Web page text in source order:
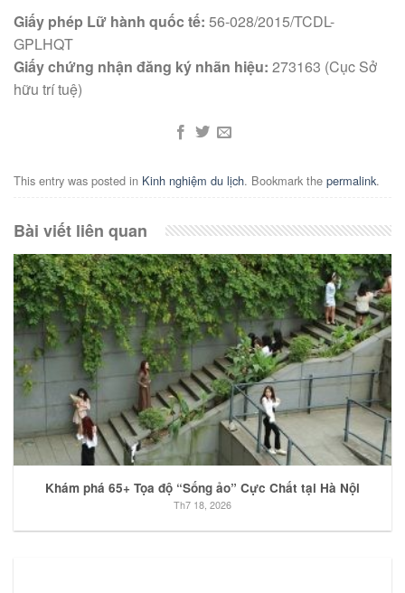
Giấy phép Lữ hành quốc tế: 56-028/2015/TCDL-
GPLHQT
Giấy chứng nhận đăng ký nhãn hiệu: 273163 (Cục Sở
hữu trí tuệ)
This entry was posted in Kinh nghiệm du lịch. Bookmark the permalink.
Bài viết liên quan
Khám phá 65+ Tọa độ “Sống ảo” Cực Chất tại Hà Nội
Th7 18, 2026